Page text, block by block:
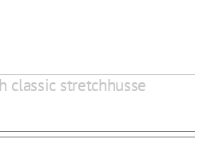
classic stretchhusse